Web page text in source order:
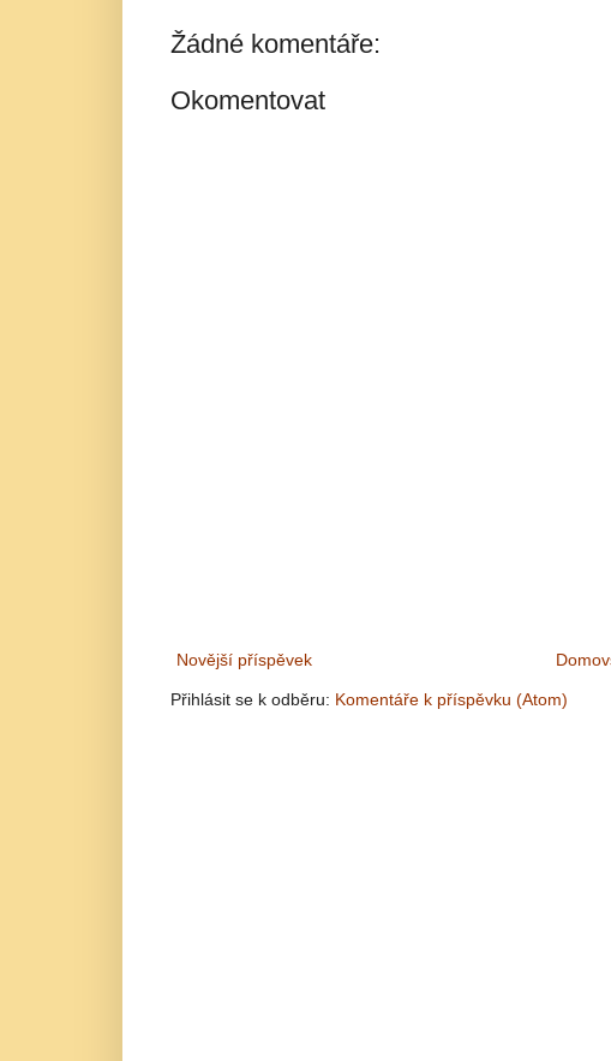
Žádné komentáře:
Okomentovat
Novější příspěvek
Přihlásit se k odběru: Komentáře k příspěvku (Atom)